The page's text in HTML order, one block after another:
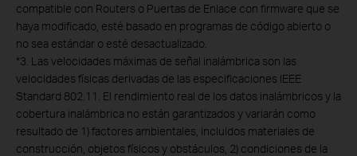
compatible con Routers o Puertas de Enlace con firmware que se
haya modificado, esté basado en programas de código abierto o
no sea estándar o esté desactualizado.
*3. Las velocidades máximas de señal inalámbrica son las
velocidades físicas derivadas de las especificaciones IEEE
Standard 802.11. El rendimiento real de los datos inalámbricos y la
cobertura inalámbrica no están garantizados y variarán como
resultado de 1) factores ambientales, incluidos materiales de
construcción, objetos físicos y obstáculos, 2) condiciones de la